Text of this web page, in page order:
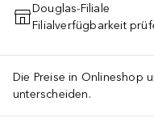
IN
Douglas-Filiale
Filialverfügbarkeit
Die Preise in Onlineshop
unterscheiden.